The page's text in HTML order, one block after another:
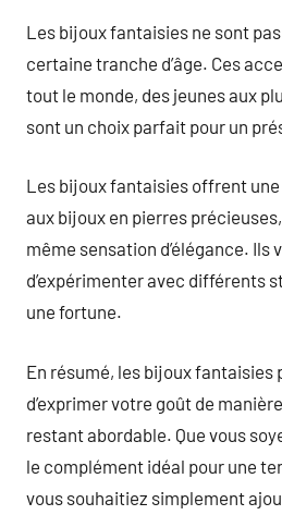
Les bijoux fantaisies ne sont
certaine tranche d’âge. Ces
tout le monde, des jeunes aux
sont un choix parfait pour un
Les bijoux fantaisies offrent
aux bijoux en pierres
même sensation d’élégance. Ils
d’expérimenter avec différents
une fortune.
En résumé, les bijoux fantaisies
d’exprimer votre goût de
restant abordable. Que vous
le complément idéal pour une
vous souhaitiez simplement